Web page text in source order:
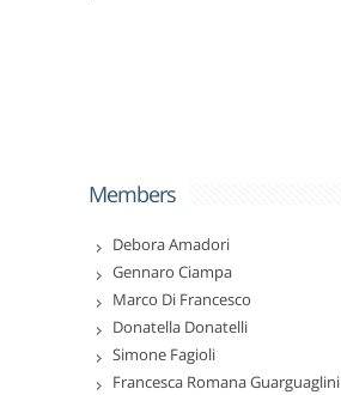
Members
Debora Amadori
Gennaro Ciampa
Marco Di Francesco
Donatella Donatelli
Simone Fagioli
Francesca Romana Guarguaglini